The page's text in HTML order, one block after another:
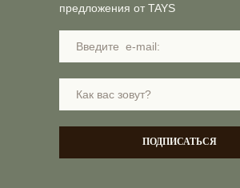
предложения от TAYS
ПОДПИСАТЬСЯ